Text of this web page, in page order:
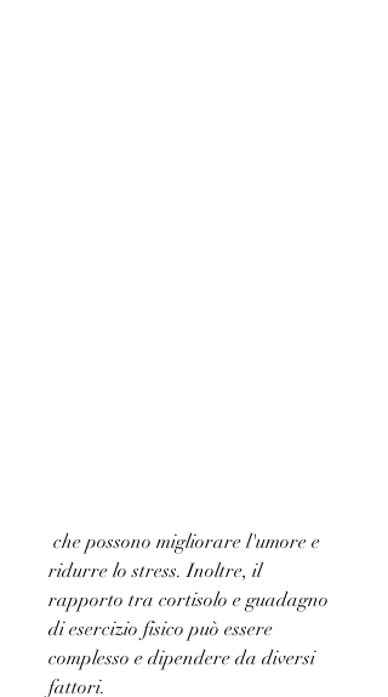
ridurre lo stress. Inoltre, il
rapporto tra cortisolo e guadagno
di esercizio fisico può essere
complesso e dipendere da diversi
fattori.